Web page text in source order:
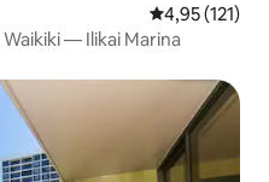
4,95 de uma
4,95 (121)
— Ilikai Marina
hóspedes